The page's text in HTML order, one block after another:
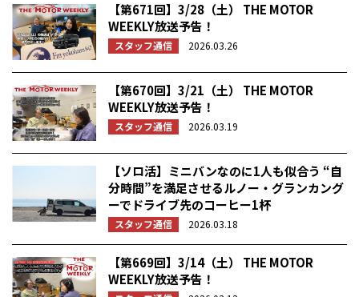
【第671回】3/28（土） THE MOTOR
WEEKLY放送予告！
スタッフ通信 2026.03.26
【第670回】3/21（土） THE MOTOR
WEEKLY放送予告！
スタッフ通信 2026.03.19
【ソロ活】ミニバンなのに1人も似合う “自
分時間”を満足させるルノー・グランカング
ーでドライブ先のコーヒー1杯
スタッフ通信 2026.03.18
【第669回】3/14（土） THE MOTOR
WEEKLY放送予告！